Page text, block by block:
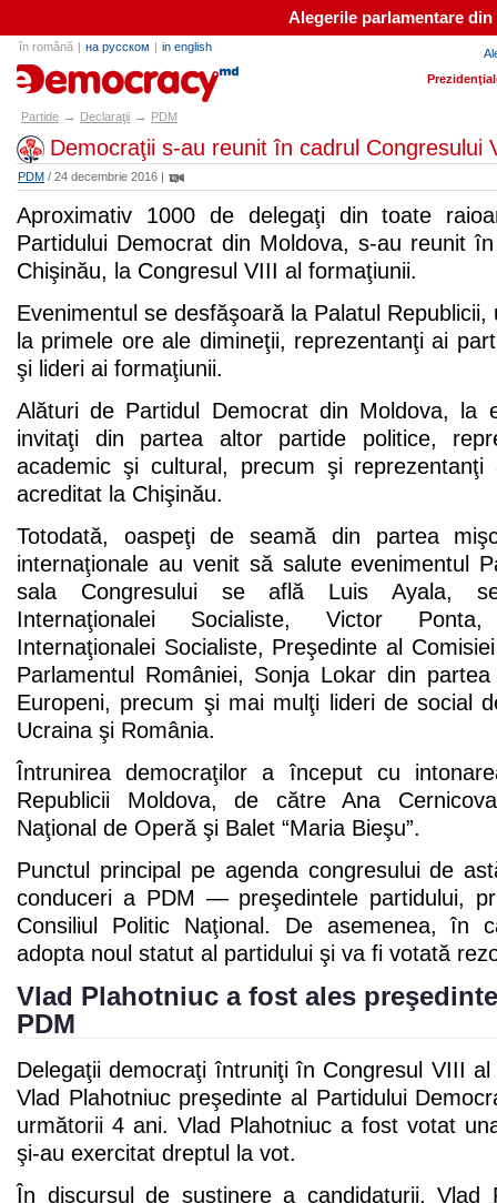
Alegerile parlamentare
în română | на русском | in english
partide.md
Partide → Declaraţii → PDM
Democraţii s-au reunit în cadrul Congresului
PDM / 24 decembrie 2016 |
Aproximativ 1000 de delegaţi din toate
Partidului Democrat din Moldova, s-au reunit
Chişinău, la Congresul VIII al formaţiunii.
Evenimentul se desfăşoară la Palatul
la primele ore ale dimineţii, reprezentanţi ai
şi lideri ai formaţiunii.
Alături de Partidul Democrat din Moldova, la
invitaţi din partea altor partide politice,
academic şi cultural, precum şi reprezentanţi
acreditat la Chişinău.
Totodată, oaspeţi de seamă din partea
internaţionale au venit să salute evenimentul
sala Congresului se află Luis Ayala,
Internaţionalei Socialiste, Victor
Internaţionalei Socialiste, Preşedinte al
Parlamentul României, Sonja Lokar din partea
Europeni, precum şi mai mulţi lideri de social
Ucraina şi România.
Întrunirea democraţilor a început cu
Republicii Moldova, de către Ana
Naţional de Operă şi Balet “Maria Bieşu”.
Punctul principal pe agenda congresului de
conduceri a PDM — preşedintele partidului,
Consiliul Politic Naţional. De asemenea, în
adopta noul statut al partidului şi va fi votată
Vlad Plahotniuc a fost ales
PDM
Delegaţii democraţi întruniţi în Congresul VIII
Vlad Plahotniuc preşedinte al Partidului
următorii 4 ani. Vlad Plahotniuc a fost votat
şi-au exercitat dreptul la vot.
În discursul de susţinere a candidaturii, Vlad